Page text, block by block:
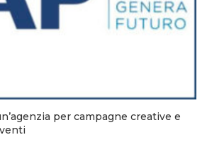
per campagne creative e